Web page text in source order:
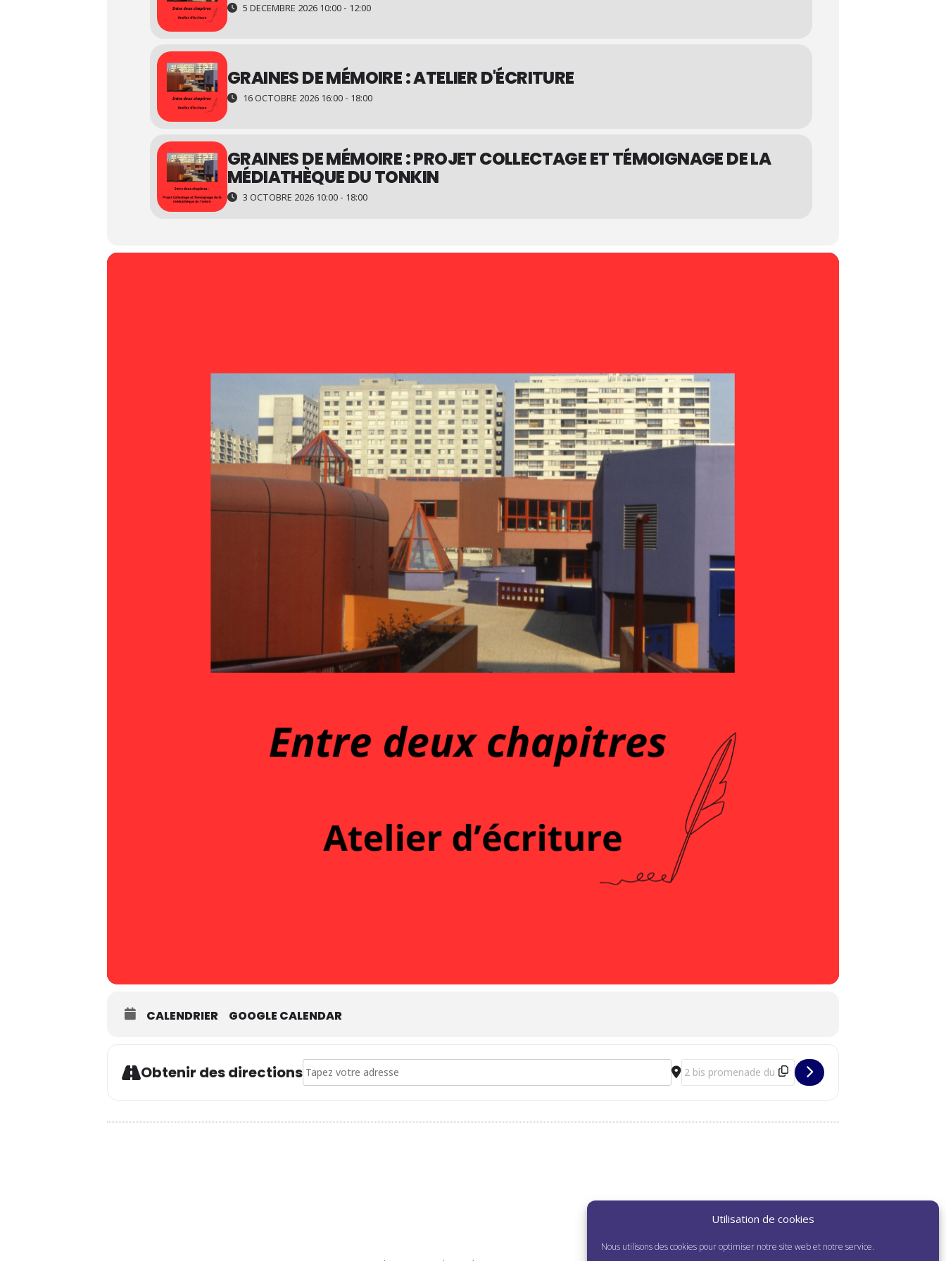
Utilisation de cookies
Nous utilisons des cookies pour optimiser notre site web et notre service.
5 DECEMBRE 2026 10:00 - 12:00
GRAINES DE MÉMOIRE : ATELIER D'ÉCRITURE
16 OCTOBRE 2026 16:00 - 18:00
GRAINES DE MÉMOIRE : PROJET COLLECTAGE ET TÉMOIGNAGE DE LA
MÉDIATHÈQUE DU TONKIN
3 OCTOBRE 2026 10:00 - 18:00
CALENDRIER GOOGLE CALENDAR
Obtenir des directions Address - Entre deux chapitres : atelier d'écriture [iOSvHXoQ0] Destination Address - Entre deux chapitres : atelier